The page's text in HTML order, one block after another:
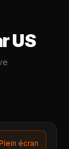
US
écran